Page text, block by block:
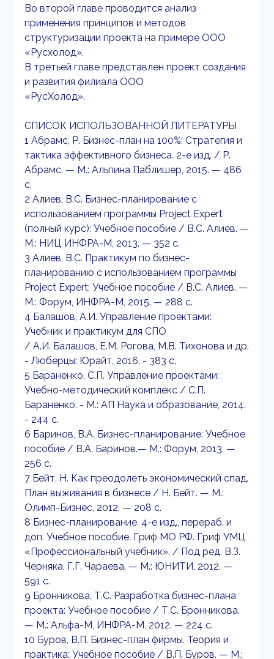
Во второй главе проводится анализ
применения принципов и методов
структуризации проекта на примере ООО
«Русхолод».
В третьей главе представлен проект создания
и развития филиала ООО
«РусХолод».
СПИСОК ИСПОЛЬЗОВАННОЙ ЛИТЕРАТУРЫ
1 Абрамс, Р. Бизнес-план на 100%: Стратегия и
тактика эффективного бизнеса. 2-е изд. / Р.
Абрамс. — М.: Альпина Паблишер, 2015. — 486
c.
2 Алиев, В.С. Бизнес-планирование с
использованием программы Project Expert
(полный курс): Учебное пособие / В.С. Алиев. —
М.: НИЦ ИНФРА-М, 2013. — 352 c.
3 Алиев, В.С. Практикум по бизнес-
планированию с использованием программы
Project Expert: Учебное пособие / В.С. Алиев. —
М.: Форум, ИНФРА-М, 2015. — 288 c.
4 Балашов, А.И. Управление проектами:
Учебник и практикум для СПО
/ А.И. Балашов, Е.М. Рогова, М.В. Тихонова и др.
- Люберцы: Юрайт, 2016. - 383 c.
5 Бараненко, С.П. Управление проектами:
Учебно-методический комплекс / С.П.
Бараненко. - М.: АП Наука и образование, 2014.
- 244 c.
6 Баринов, В.А. Бизнес-планирование: Учебное
пособие / В.А. Баринов.— М.: Форум, 2013. —
256 c.
7 Бейт, Н. Как преодолеть экономический спад.
План выживания в бизнесе / Н. Бейт. — М.:
Олимп-Бизнес, 2012. — 208 c.
8 Бизнес-планирование. 4-е изд., перераб. и
доп. Учебное пособие. Гриф МО РФ. Гриф УМЦ
«Профессиональный учебник». / Под ред. В.З.
Черняка, Г.Г. Чараева. — М.: ЮНИТИ, 2012. —
591 c.
9 Бронникова, Т.С. Разработка бизнес-плана
проекта: Учебное пособие / Т.С. Бронникова.
— М.: Альфа-М, ИНФРА-М, 2012. — 224 c.
10 Буров, В.П. Бизнес-план фирмы. Теория и
практика: Учебное пособие / В.П. Буров. — М.: